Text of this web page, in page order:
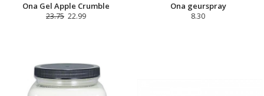
Ona Gel Apple Crumble
23.75 22.99
Ona geurspray
8.30